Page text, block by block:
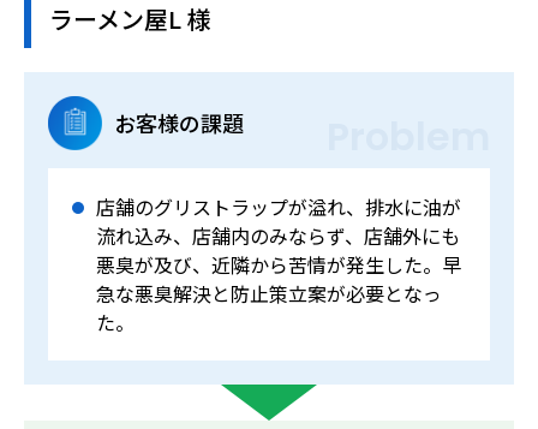
ラーメン屋L 様
お客様の課題
店舗のグリストラップが溢れ、排水に油が
流れ込み、店舗内のみならず、店舗外にも
悪臭が及び、近隣から苦情が発生した。早
急な悪臭解決と防止策立案が必要となっ
た。